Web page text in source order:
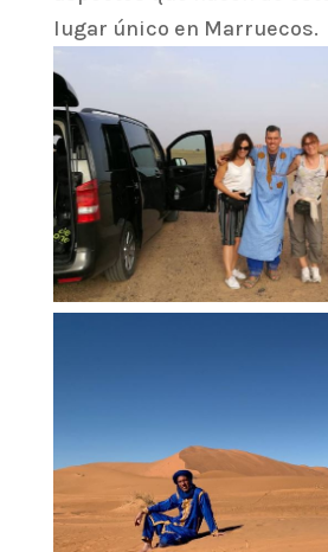
lugar único en Marruecos.